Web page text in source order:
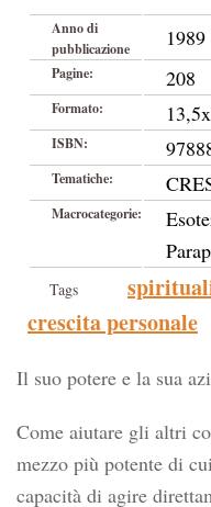
Anno di
pubblicazione
1989
Pagine: 208
Formato:
ISBN:
Tematiche:
Macrocategorie:
Tags
crescita personale
Il suo potere e la sua
Come aiutare gli altri
mezzo più potente di
capacità di agire